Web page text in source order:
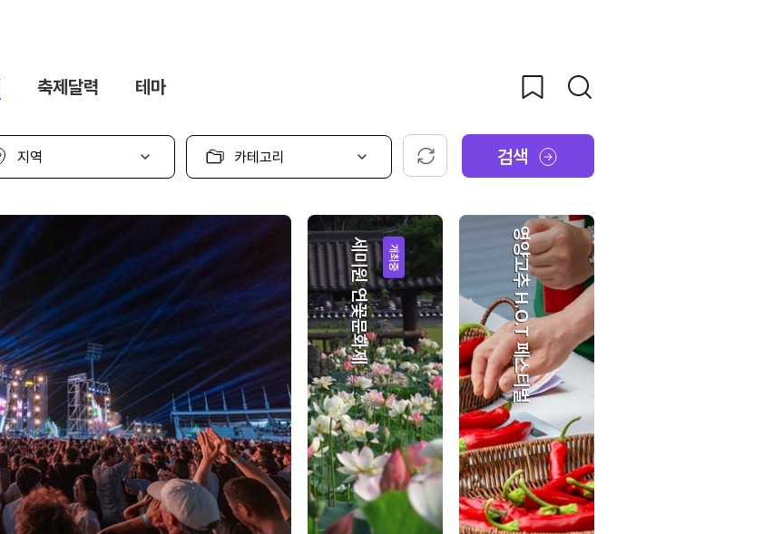
축제달력 테마
카
고
선
택
초기화 검색
개최중
세미원 연꽃문화제 영양고추 H.O.T 페스티벌